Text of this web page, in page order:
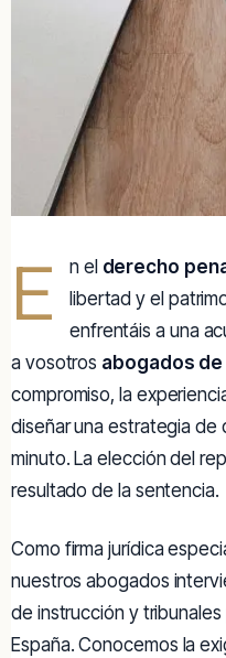
E n el derecho
libertad y el
enfrentáis a una
a vosotros abogados de
compromiso, la
diseñar una estrategia de
minuto. La elección del
resultado de la sentencia.
Como firma jurídica
nuestros abogados
de instrucción y
España. Conocemos la